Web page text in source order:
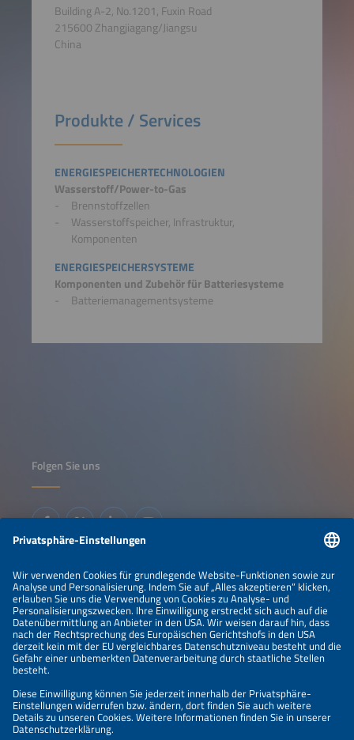
Building A-2, No.1201, Fuxin Road
215600 Zhangjiagang/Jiangsu
China
Produkte / Services
ENERGIESPEICHERTECHNOLOGIEN
Wasserstoff/Power-to-Gas
Brennstoffzellen
Wasserstoffspeicher, Infrastruktur,
Komponenten
ENERGIESPEICHERSYSTEME
Komponenten und Zubehör für Batteriesysteme
Batteriemanagementsysteme
Folgen Sie uns
Informationen
IMPRESSUM
KONTAKT
ÜBER UNS
VERANSTALTER